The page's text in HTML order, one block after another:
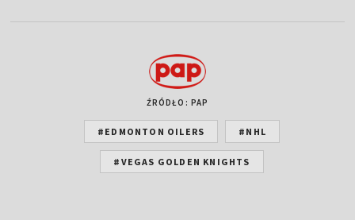
ŹRÓDŁO: PAP
#EDMONTON OILERS #NHL
#VEGAS GOLDEN KNIGHTS